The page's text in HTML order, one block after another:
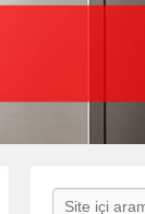
Search